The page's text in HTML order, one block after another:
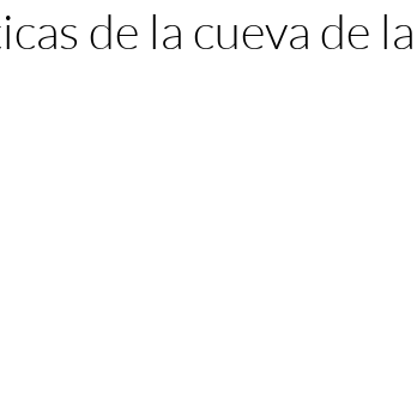
de la cueva de la